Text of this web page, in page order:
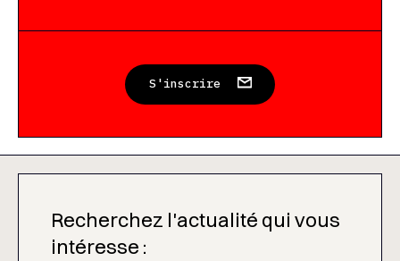
S'inscrire
Recherchez l'actualité qui vous
intéresse :